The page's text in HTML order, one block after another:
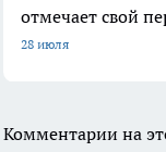
отмечает свой
28 июля
Комментарии на